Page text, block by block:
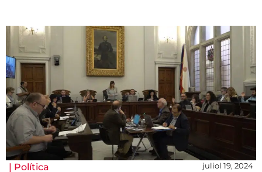
| Política juliol 19, 2024